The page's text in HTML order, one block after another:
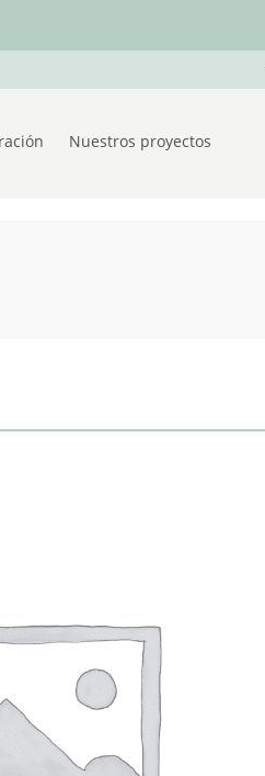
Nuestros proyectos